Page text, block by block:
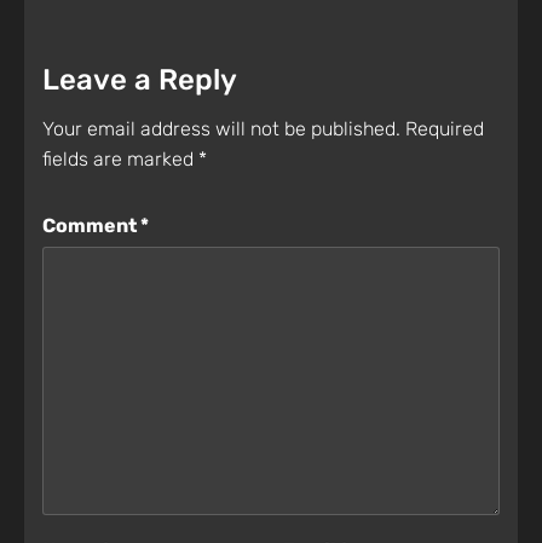
Leave a Reply
Your email address will not be published. Required
fields are marked *
Comment*